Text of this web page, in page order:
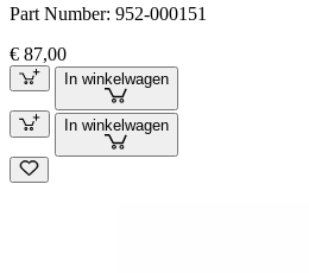
Part Number: 952-000151
€ 87,00
In winkelwagen
In winkelwagen